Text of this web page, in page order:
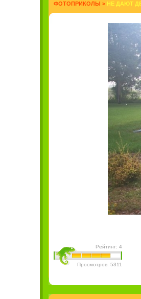
ФОТОПРИКОЛЫ > НЕ ДАЮТ
Рейтинг: 4
Просмотров: 5311